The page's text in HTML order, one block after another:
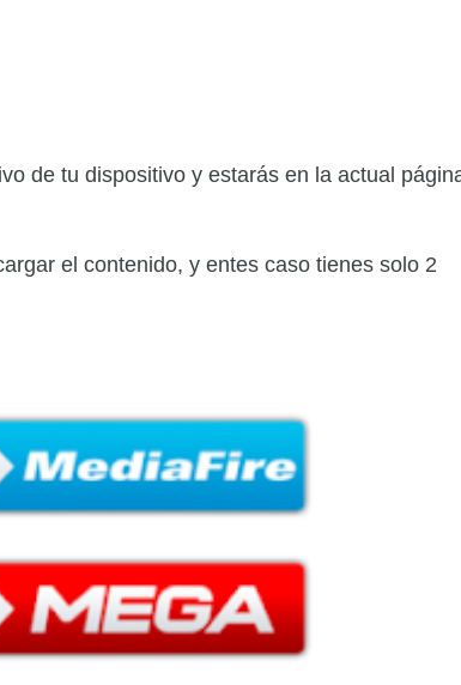
de tu dispositivo y estarás en la actual
el contenido, y entes caso tienes solo 2